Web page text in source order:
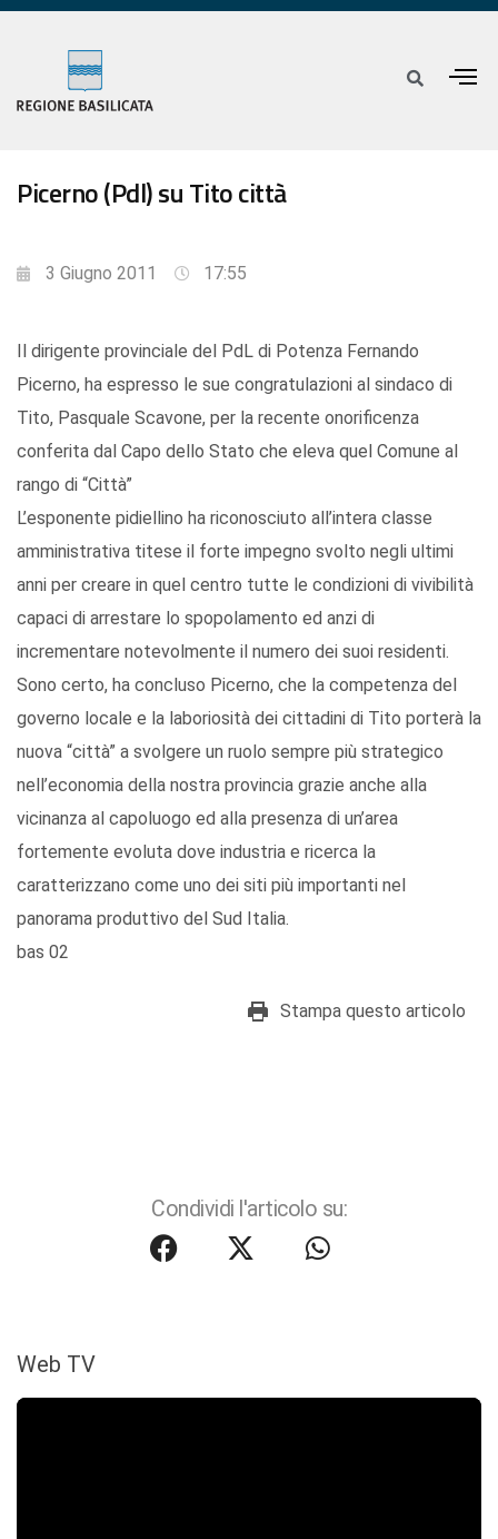
Picerno (Pdl) su Tito città
3 Giugno 2011 17:55
Il dirigente provinciale del PdL di Potenza Fernando
Picerno, ha espresso le sue congratulazioni al sindaco di
Tito, Pasquale Scavone, per la recente onorificenza
conferita dal Capo dello Stato che eleva quel Comune al
rango di “Città”
L’esponente pidiellino ha riconosciuto all’intera classe
amministrativa titese il forte impegno svolto negli ultimi
anni per creare in quel centro tutte le condizioni di vivibilità
capaci di arrestare lo spopolamento ed anzi di
incrementare notevolmente il numero dei suoi residenti.
Sono certo, ha concluso Picerno, che la competenza del
governo locale e la laboriosità dei cittadini di Tito porterà la
nuova “città” a svolgere un ruolo sempre più strategico
nell’economia della nostra provincia grazie anche alla
vicinanza al capoluogo ed alla presenza di un’area
fortemente evoluta dove industria e ricerca la
caratterizzano come uno dei siti più importanti nel
panorama produttivo del Sud Italia.
bas 02
Stampa questo articolo
Condividi l'articolo su:
Web TV